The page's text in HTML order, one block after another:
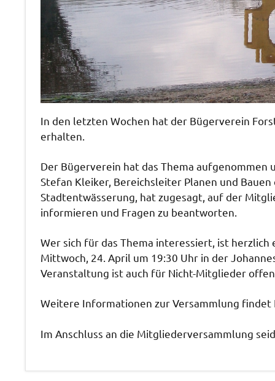
In den letzten Wochen hat der Bügerverein
erhalten.
Der Bügerverein hat das Thema
Stefan Kleiker, Bereichsleiter Planen und
Stadtentwässerung, hat zugesagt, auf der
informieren und Fragen zu beantworten.
Wer sich für das Thema interessiert, ist
Mittwoch, 24. April um 19:30 Uhr in der
Veranstaltung ist auch für Nicht-Mitglieder
Weitere Informationen zur Versammlung
Im Anschluss an die Mitgliederversammlung